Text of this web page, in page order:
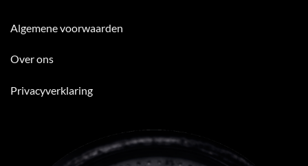
Algemene voorwaarden
Over ons
Privacyverklaring